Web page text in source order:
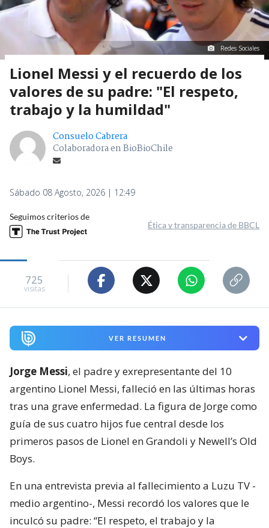
Redes Sociales
Lionel Messi y el recuerdo de los
valores de su padre: "El respeto,
trabajo y la humildad"
Consuelo Cabrera
Colaboradora en BioBioChile
Sábado 08 Agosto, 2026 | 12:49
Seguimos criterios de
Ética y transparencia de BBCL
725
visitas
VER RESUMEN
Jorge Messi, el padre y exrepresentante del 10
argentino Lionel Messi, falleció en las últimas horas
tras una grave enfermedad. La figura de Jorge como
guía de sus cuatro hijos fue central desde los
primeros pasos de Lionel en Grandoli y Newell’s Old
Boys.
En una entrevista previa al fallecimiento a Luzu TV -
medio argentino-, Messi recordó los valores que le
inculcó su padre: “El respeto, el trabajo y la